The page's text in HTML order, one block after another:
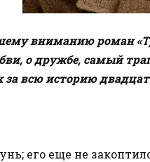
вниманию роман
о дружбе, самый
всю историю
его еще не